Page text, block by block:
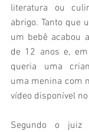
literatura ou
abrigo. Tanto que
um bebê acabou
de 12 anos e,
queria uma
uma menina com
vídeo disponível
Segundo o juiz